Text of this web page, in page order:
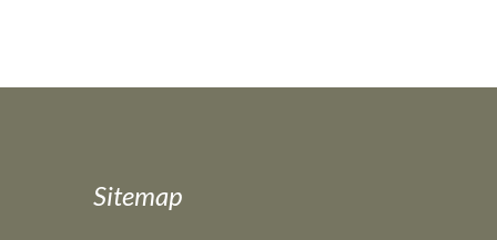
Sitemap